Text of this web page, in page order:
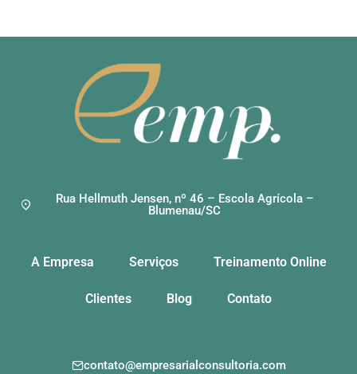
Rua Hellmuth Jensen, nº 46 – Escola Agrícola –
Blumenau/SC
A Empresa Serviços Treinamento Online
Clientes Blog Contato
contato@empresarialconsultoria.com